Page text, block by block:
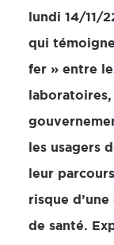
lundi 14/11/
qui
fer » entre
laboratoires,
les usagers
leur
risque
de santé.